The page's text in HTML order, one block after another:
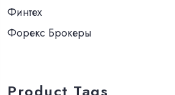
Финтех
Форекс Брокеры